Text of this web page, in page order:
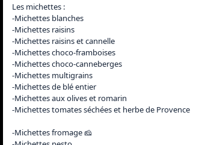
Les michettes :
-Michettes blanches
-Michettes raisins
-Michettes raisins et cannelle
-Michettes choco-framboises
-Michettes choco-canneberges
-Michettes multigrains
-Michettes de blé entier
-Michettes aux olives et romarin
-Michettes tomates séchées et herbe de Provence
-Michettes fromage 🧀